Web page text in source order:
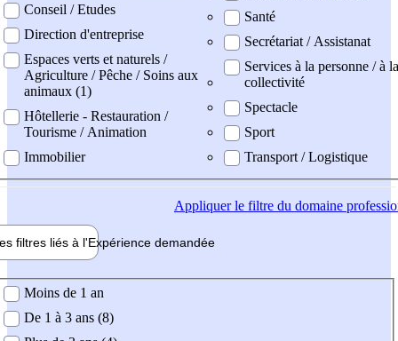
Conseil / Etudes
Direction d'entreprise
Espaces verts et naturels /
Agriculture / Pêche / Soins aux
animaux (1)
Hôtellerie - Restauration /
Tourisme / Animation
Immobilier
Santé
Secrétariat / Assistanat
Services à la personne / à la
collectivité
Spectacle
Sport
Transport / Logistique
Appliquerle filtre du domaine
filtres liés à l'Expérience demandée
demandée
Moins de 1 an
De 1 à 3 ans (8)